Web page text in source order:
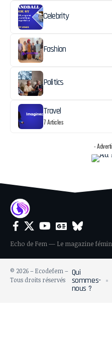
Celebrity
Fashion
Politics
Travel
7 Articles
-
Echo de Fem — Le magazine
© 2026 – Ecodefem –
Tous droits réservés
Qui
sommes-
nous ?